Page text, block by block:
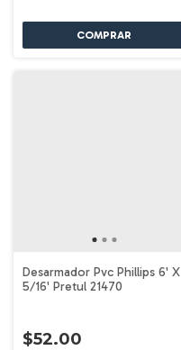
Desarmador Pvc Phillips 6' X
5/16' Pretul 21470
$52.00